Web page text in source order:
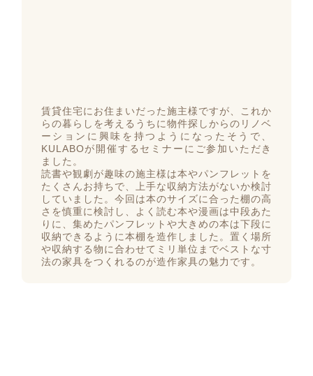
賃貸住宅にお住まいだった施主様ですが、これか
らの暮らしを考えるうちに物件探しからのリノベ
ーションに興味を持つようになったそうで、
KULABOが開催するセミナーにご参加いただき
ました。
読書や観劇が趣味の施主様は本やパンフレットを
たくさんお持ちで、上手な収納方法がないか検討
していました。今回は本のサイズに合った棚の高
さを慎重に検討し、よく読む本や漫画は中段あた
りに、集めたパンフレットや大きめの本は下段に
収納できるように本棚を造作しました。置く場所
や収納する物に合わせてミリ単位までベストな寸
法の家具をつくれるのが造作家具の魅力です。